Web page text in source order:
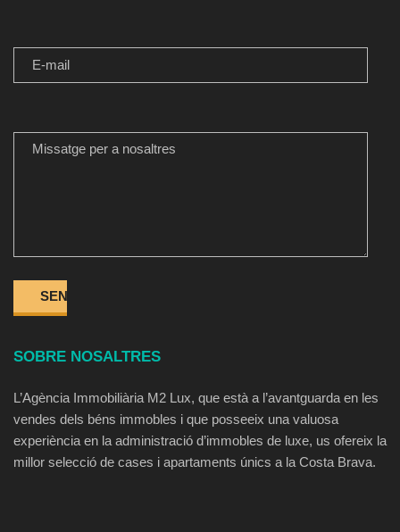
SOBRE NOSALTRES
L’Agència Immobiliària M2 Lux, que està a l’avantguarda en les
vendes dels béns immobles i que posseeix una valuosa
experiència en la administració d’immobles de luxe, us ofereix la
millor selecció de cases i apartaments únics a la Costa Brava.